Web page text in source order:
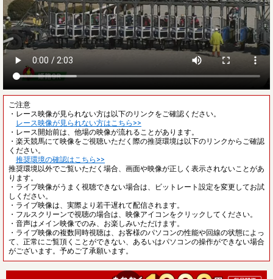
ご注意
・レース映像が見られない方は以下のリンクをご確認ください。
レース映像が見られない方はこちら>>
・レース開始前は、他場の映像が流れることがあります。
・楽天競馬にて映像をご視聴いただく際の推奨環境は以下のリンクからご確認
ください。
推奨環境の確認はこちら>>
推奨環境以外でご覧いただく場合、画面や映像が正しく表示されないことがあ
ります。
・ライブ映像がうまく視聴できない場合は、ビットレート設定を変更してお試
しください。
・ライブ映像は、実際より若干遅れて配信されます。
・フルスクリーンで視聴の場合は、映像アイコンをクリックしてください。
・音声はメイン映像でのみ、お楽しみいただけます。
・ライブ映像の複数同時視聴は、お客様のパソコンの性能や回線の状態によっ
て、正常にご覧頂くことができない、あるいはパソコンの操作ができない場合
がございます。予めご了承願います。